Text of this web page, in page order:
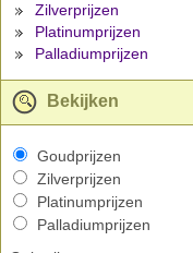
Zilverprijzen
Platinumprijzen
Palladiumprijzen
Bekijken
Goudprijzen
Zilverprijzen
Platinumprijzen
Palladiumprijzen